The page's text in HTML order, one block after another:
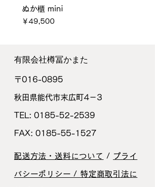
ぬか櫃 mini
価格
￥49,500
​有限会社樽󠄀冨かまた
〒016-0895
秋田県能代市末広町4－3
TEL: 0185-52-2539
FAX: 0185-55-1527
配送方法・送料について / プライ
バシーポリシー / 特定商取引法に